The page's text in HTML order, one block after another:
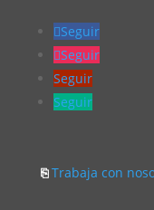
Seguir
Seguir
Seguir
Seguir
⎘Trabaja con